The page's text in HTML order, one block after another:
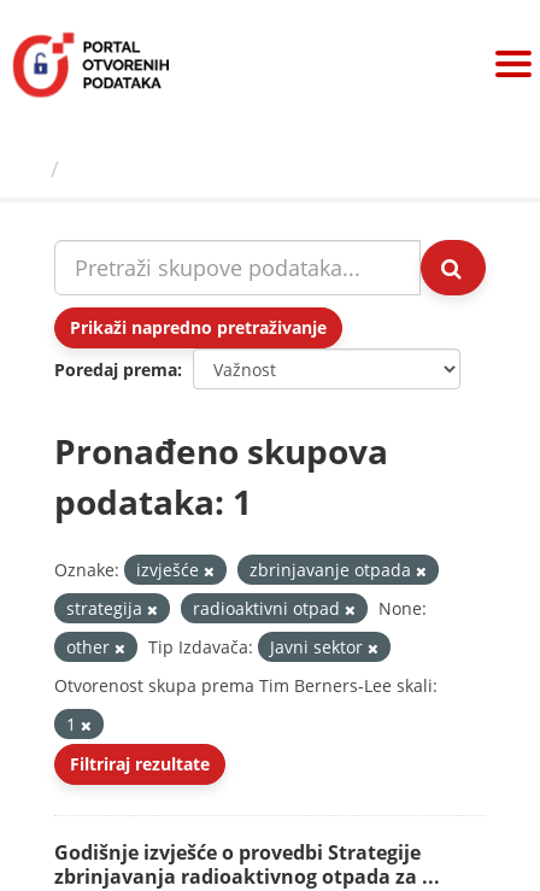
sadržaj
Prikaži napredno pretraživanje
Poredaj prema
Pronađeno skupova
podataka: 1
Oznake: izvješće
zbrinjavanje otpada
strategija
radioaktivni otpad
None:
other
Tip Izdavača:
Javni sektor
Otvorenost skupa prema Tim Berners-Lee skali:
1
Filtriraj rezultate
Godišnje izvješće o provedbi Strategije
zbrinjavanja radioaktivnog otpada za ...